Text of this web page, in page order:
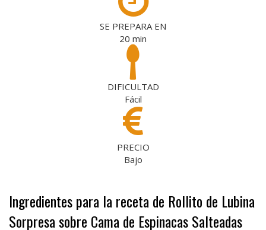
SE PREPARA EN
20 min
DIFICULTAD
Fácil
PRECIO
Bajo
Ingredientes para la receta de Rollito de Lubina
Sorpresa sobre Cama de Espinacas Salteadas